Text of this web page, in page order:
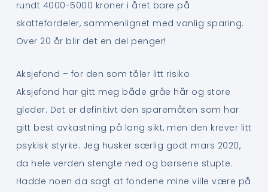
rundt 4000-5000 kroner i året bare på
skattefordeler, sammenlignet med vanlig sparing.
Over 20 år blir det en del penger!
Aksjefond – for den som tåler litt risiko
Aksjefond har gitt meg både gråe hår og store
gleder. Det er definitivt den sparemåten som har
gitt best avkastning på lang sikt, men den krever litt
psykisk styrke. Jeg husker særlig godt mars 2020,
da hele verden stengte ned og børsene stupte.
Hadde noen da sagt at fondene mine ville være på